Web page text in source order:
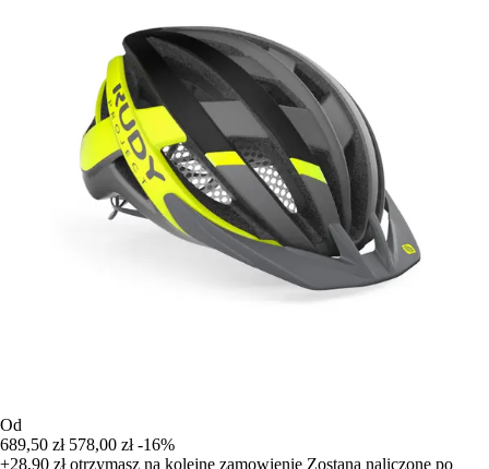
Od
689,50 zł 578,00 zł -16%
+28,90 złotrzymasz na kolejne zamowienie Zostana naliczone po